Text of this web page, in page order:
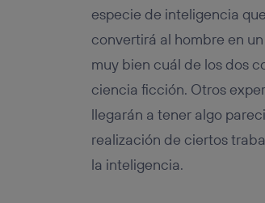
especie de inteligencia
convertirá al hombre en
muy bien cuál de los dos
ciencia ficción. Otros
llegarán a tener algo
realización de ciertos
la inteligencia.